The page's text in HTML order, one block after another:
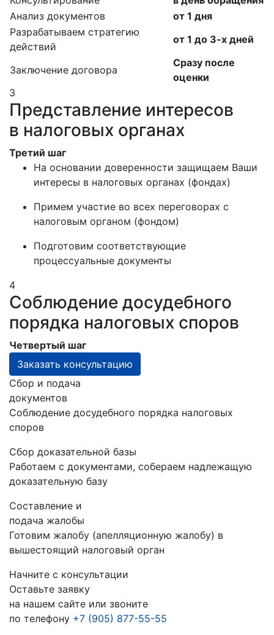
Анализ документов
от 1 дня
Разрабатываем стратегию
действий
от 1 до 3-х дней
Заключение договора
Сразу после
оценки
3
Представление интересов
в налоговых органах
Третий шаг
На основании доверенности защищаем Ваши
интересы в налоговых органах (фондах)
Примем участие во всех переговорах с
налоговым органом (фондом)
Подготовим соответствующие
процессуальные документы
4
Соблюдение досудебного
порядка налоговых споров
Четвертый шаг
Заказать консультацию
Сбор и подача
документов
Соблюдение досудебного порядка налоговых
споров
Сбор доказательной базы
Работаем с документами, собераем надлежащую
доказательную базу
Составление и
подача жалобы
Готовим жалобу (апелляционную жалобу) в
вышестоящий налоговый орган
Начните с консультации
Оставьте заявку
на нашем сайте или звоните
по телефону +7 (905) 877-55-55